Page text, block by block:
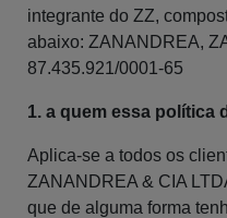
integrante do ZZ,
abaixo: ZANANDREA,
87.435.921/0001-65
1. a quem essa política
Aplica-se a todos os
ZANANDREA & CIA
que de alguma forma